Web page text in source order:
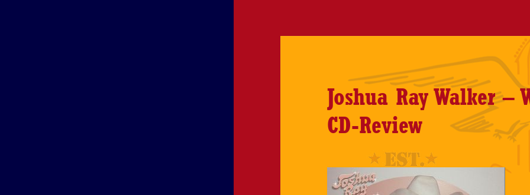
Joshua Ray Walker
CD-Review